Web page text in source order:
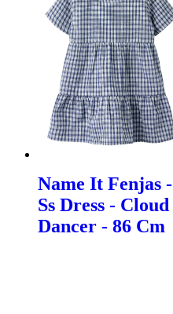
Name It Fenjas -
Ss Dress - Cloud
Dancer - 86 Cm